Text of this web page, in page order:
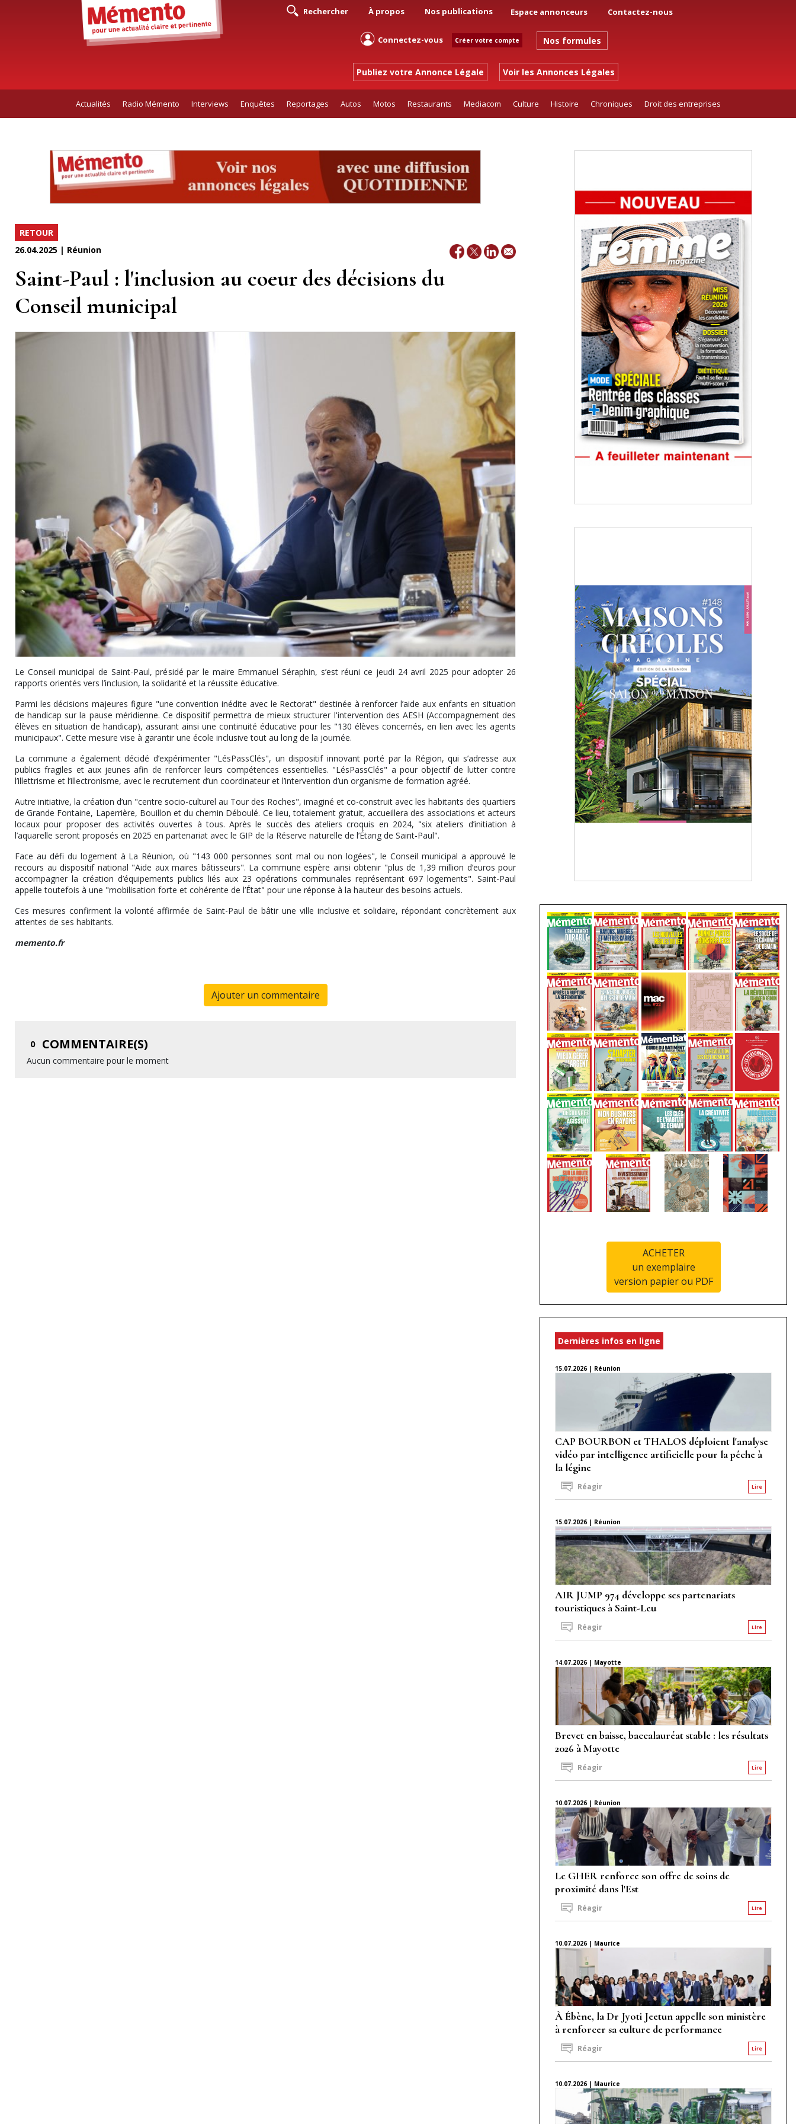
Rechercher À propos Nos publications Espace annonceurs Contactez-nous
Connectez-vous Créer votre compte Nos formules
Publiez votre Annonce Légale Voir les Annonces Légales
Actualités Radio Mémento Interviews Enquêtes Reportages Autos Motos Restaurants Mediacom Culture Histoire Chroniques Droit des entreprises
RETOUR
26.04.2025 | Réunion
Saint-Paul : l'inclusion au coeur des décisions du
Conseil municipal
Le Conseil municipal de Saint-Paul, présidé par le maire Emmanuel Séraphin, s’est réuni ce jeudi 24 avril 2025 pour adopter 26
rapports orientés vers l’inclusion, la solidarité et la réussite éducative.
Parmi les décisions majeures figure "une convention inédite avec le Rectorat" destinée à renforcer l’aide aux enfants en situation
de handicap sur la pause méridienne. Ce dispositif permettra de mieux structurer l'intervention des AESH (Accompagnement des
élèves en situation de handicap), assurant ainsi une continuité éducative pour les "130 élèves concernés, en lien avec les agents
municipaux". Cette mesure vise à garantir une école inclusive tout au long de la journée.
La commune a également décidé d’expérimenter "LésPassClés", un dispositif innovant porté par la Région, qui s’adresse aux
publics fragiles et aux jeunes afin de renforcer leurs compétences essentielles. "LésPassClés" a pour objectif de lutter contre
l’illettrisme et l’illectronisme, avec le recrutement d’un coordinateur et l’intervention d’un organisme de formation agréé.
Autre initiative, la création d’un "centre socio-culturel au Tour des Roches", imaginé et co-construit avec les habitants des quartiers
de Grande Fontaine, Laperrière, Bouillon et du chemin Déboulé. Ce lieu, totalement gratuit, accueillera des associations et acteurs
locaux pour proposer des activités ouvertes à tous. Après le succès des ateliers croquis en 2024, "six ateliers d’initiation à
l’aquarelle seront proposés en 2025 en partenariat avec le GIP de la Réserve naturelle de l’Étang de Saint-Paul".
Face au défi du logement à La Réunion, où "143 000 personnes sont mal ou non logées", le Conseil municipal a approuvé le
recours au dispositif national "Aide aux maires bâtisseurs". La commune espère ainsi obtenir "plus de 1,39 million d’euros pour
accompagner la création d’équipements publics liés aux 23 opérations communales représentant 697 logements". Saint-Paul
appelle toutefois à une "mobilisation forte et cohérente de l’État" pour une réponse à la hauteur des besoins actuels.
Ces mesures confirment la volonté affirmée de Saint-Paul de bâtir une ville inclusive et solidaire, répondant concrètement aux
attentes de ses habitants.
memento.fr
Ajouter un commentaire
0 COMMENTAIRE(S)
Aucun commentaire pour le moment
ACHETER
un exemplaire
version papier ou PDF
Dernières infos en ligne
15.07.2026 | Réunion
CAP BOURBON et THALOS déploient l'analyse
vidéo par intelligence artificielle pour la pêche à
la légine
Lire
Réagir
15.07.2026 | Réunion
AIR JUMP 974 développe ses partenariats
touristiques à Saint-Leu
Lire
Réagir
14.07.2026 | Mayotte
Brevet en baisse, baccalauréat stable : les résultats
2026 à Mayotte
Lire
Réagir
10.07.2026 | Réunion
Le GHER renforce son offre de soins de
proximité dans l'Est
Lire
Réagir
10.07.2026 | Maurice
À Ébène, la Dr Jyoti Jeetun appelle son ministère
à renforcer sa culture de performance
Lire
Réagir
10.07.2026 | Maurice